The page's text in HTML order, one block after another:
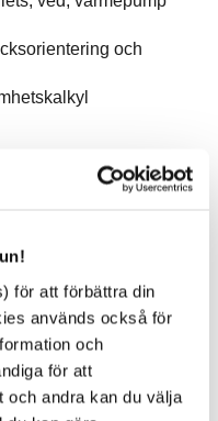
för att förbättra din
används också för
och
för att
och andra kan du välja
och
och klimatrådgivare.